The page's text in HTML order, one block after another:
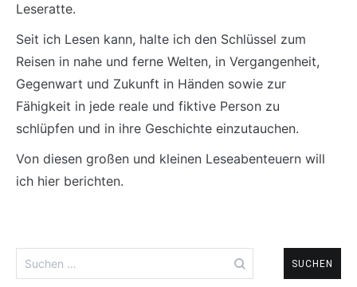
Leseratte.
Seit ich Lesen kann, halte ich den Schlüssel zum
Reisen in nahe und ferne Welten, in Vergangenheit,
Gegenwart und Zukunft in Händen sowie zur
Fähigkeit in jede reale und fiktive Person zu
schlüpfen und in ihre Geschichte einzutauchen.
Von diesen großen und kleinen Leseabenteuern will
ich hier berichten.
nach: